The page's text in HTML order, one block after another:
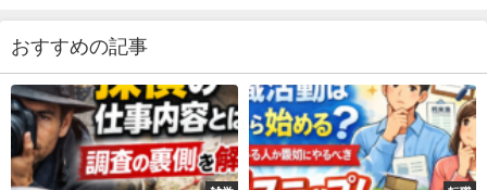
おすすめの記事